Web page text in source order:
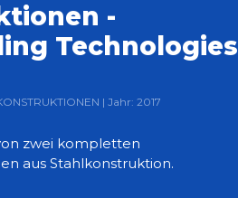
-
Technologies
| Jahr: 2017
zwei kompletten
aus Stahlkonstruktion.